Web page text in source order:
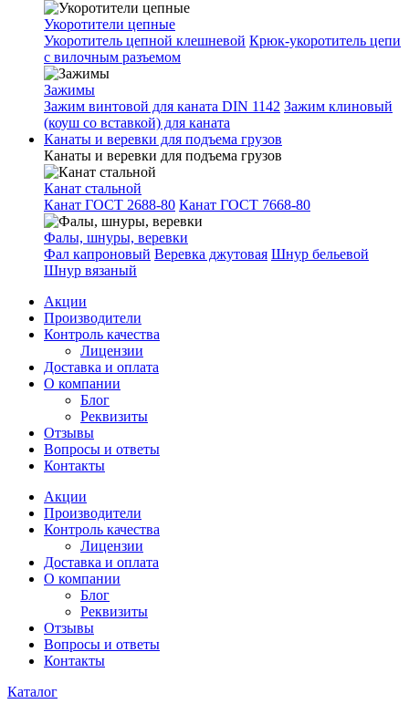
Укоротители цепные
Укоротитель цепной клешневой Крюк-укоротитель цепи
с вилочным разъемом
Зажимы
Зажим винтовой для каната DIN 1142 Зажим клиновый
(коуш со вставкой) для каната
Канаты и веревки для подъема грузов
Канаты и веревки для подъема грузов
Канат стальной
Канат ГОСТ 2688-80 Канат ГОСТ 7668-80
Фалы, шнуры, веревки
Фал капроновый Веревка джутовая Шнур бельевой
Шнур вязаный
Акции
Производители
Контроль качества
Лицензии
Доставка и оплата
О компании
Блог
Реквизиты
Отзывы
Вопросы и ответы
Контакты
Акции
Производители
Контроль качества
Лицензии
Доставка и оплата
О компании
Блог
Реквизиты
Отзывы
Вопросы и ответы
Контакты
Каталог